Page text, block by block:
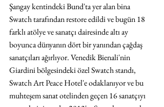
Şangay kentindeki Bund'ta yer alan bina
Swatch tarafından restore edildi ve bugün 18
farklı atölye ve sanatçı dairesinde altı ay
boyunca dünyanın dört bir yanından çağdaş
sanatçıları ağırlıyor. Venedik Bienali'nin
Giardini bölgesindeki özel Swatch standı,
Swatch Art Peace Hotel'e odaklanıyor ve bu
muhteşem sanat otelinden geçen 16 sanatçıyı